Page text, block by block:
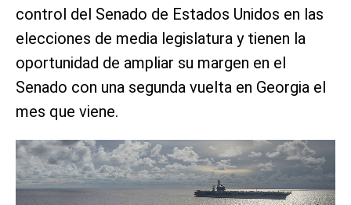
control del Senado de Estados Unidos en las
elecciones de media legislatura y tienen la
oportunidad de ampliar su margen en el
Senado con una segunda vuelta en Georgia el
mes que viene.